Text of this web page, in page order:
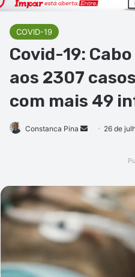
COVID-19
Covid-19:
aos 2307
com mais 49
Constanca Pina
Mande26 de